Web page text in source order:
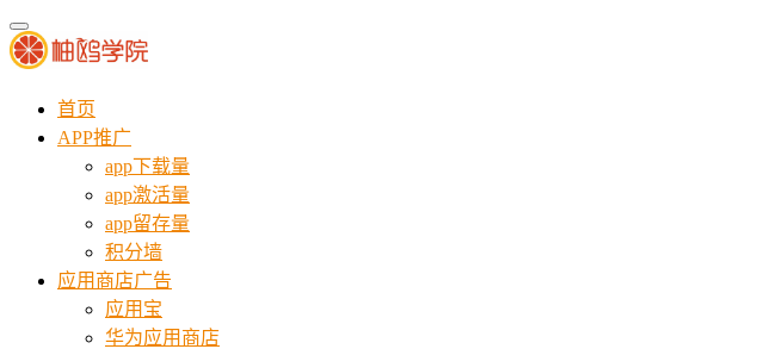
首页
APP推广
app下载量
app激活量
app留存量
积分墙
应用商店广告
应用宝
华为应用商店